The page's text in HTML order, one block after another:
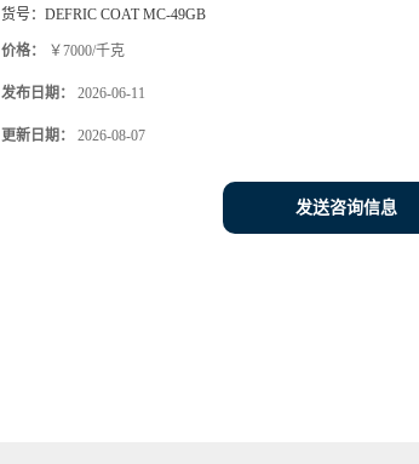
货号： DEFRIC COAT MC-49GB
价格： ￥7000/千克
发布日期： 2026-06-11
更新日期： 2026-08-07
发送咨询信息